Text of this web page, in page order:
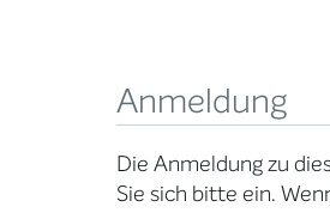
Anmeldung
Die Anmeldung zu
Sie sich bitte ein.